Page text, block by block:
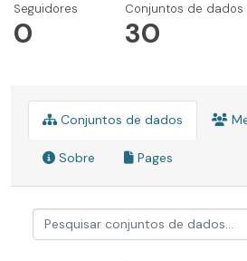
Seguidores
0
Conjuntos de dados
30
Conjuntos de dados
Sobre Pages